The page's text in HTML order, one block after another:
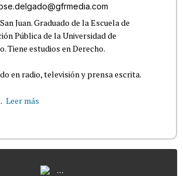
Juan. Graduado de la Escuela de
Pública de la Universidad de
Tiene estudios en Derecho.
en radio, televisión y prensa escrita.
Leer más
...